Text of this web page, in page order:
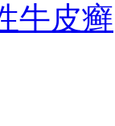
牛皮癣